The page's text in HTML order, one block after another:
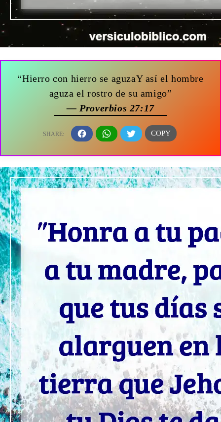
“Hierro con hierro se aguzaY así el hombre
aguza el rostro de su amigo”
— Proverbios 27:17